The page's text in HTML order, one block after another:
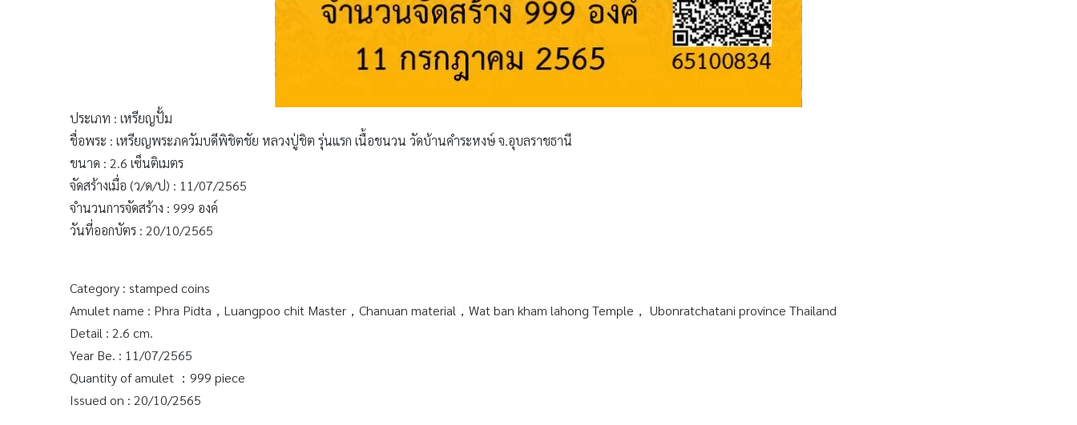
ประเภท : เหรียญปั้ม
ชื่อพระ : เหรียญพระภควัมบดีพิชิตชัย หลวงปู่ชิต รุ่นแรก เนื้อชนวน วัดบ้านคำระหงษ์ จ.อุบลราชธานี
ขนาด : 2.6 เซ็นติเมตร
จัดสร้างเมื่อ (ว/ด/ป) : 11/07/2565
จำนวนการจัดสร้าง : 999 องค์
วันที่ออกบัตร : 20/10/2565
Category : stamped coins
Amulet name : Phra Pidta，Luangpoo chit Master，Chanuan material，Wat ban kham lahong Temple， Ubonratchatani province Thailand
Detail : 2.6 cm.
Year Be. : 11/07/2565
Quantity of amulet ：999 piece
Issued on : 20/10/2565